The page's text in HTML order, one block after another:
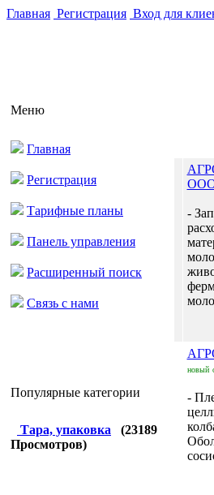
Главная Регистрация Вход для
Меню
Главная
Регистрация
Тарифные планы
Панель управления
Расширенный поиск
Связь с нами
Популярные категории
Тара, упаковка (23189
Просмотров)
-
новый
-